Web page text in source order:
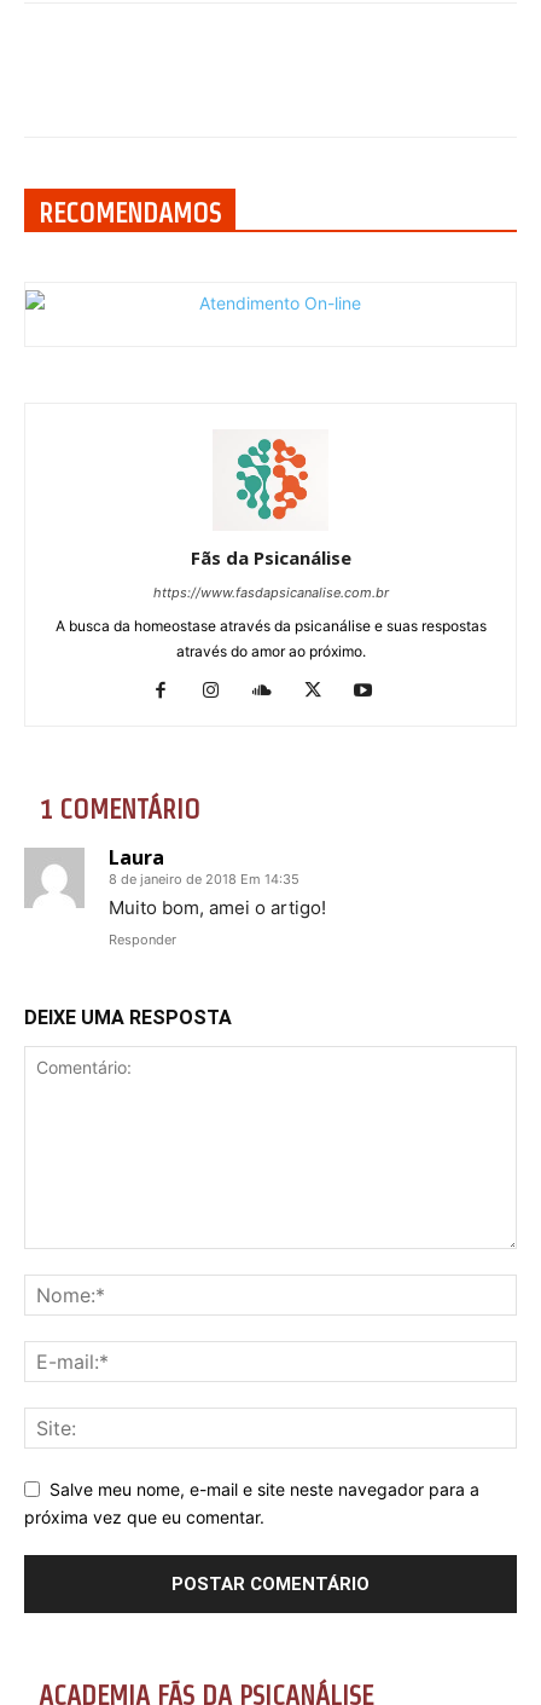
RECOMENDAMOS
Fãs da Psicanálise
https://www.fasdapsicanalise.com.br
A busca da homeostase através da psicanálise e suas respostas
através do amor ao próximo.
1 COMENTÁRIO
Laura
8 de janeiro de 2018 Em 14:35
Muito bom, amei o artigo!
Responder
DEIXE UMA RESPOSTA
Salve meu nome, e-mail e site neste navegador para a
próxima vez que eu comentar.
ACADEMIA FÃS DA PSICANÁLISE